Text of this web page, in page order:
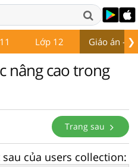
❯
Lớp 12 Giáo án -
nâng cao trong
Trang sau
của users collection: